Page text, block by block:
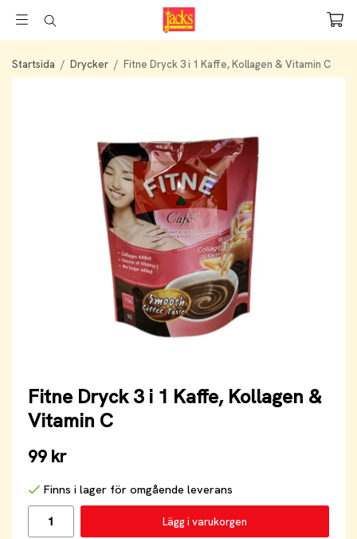
Startsida / Drycker / Fitne Dryck 3 i 1 Kaffe, Kollagen & Vitamin C
Fitne Dryck 3 i 1 Kaffe, Kollagen &
Vitamin C
99 kr
Finns i lager för omgående leverans
Lägg i varukorgen